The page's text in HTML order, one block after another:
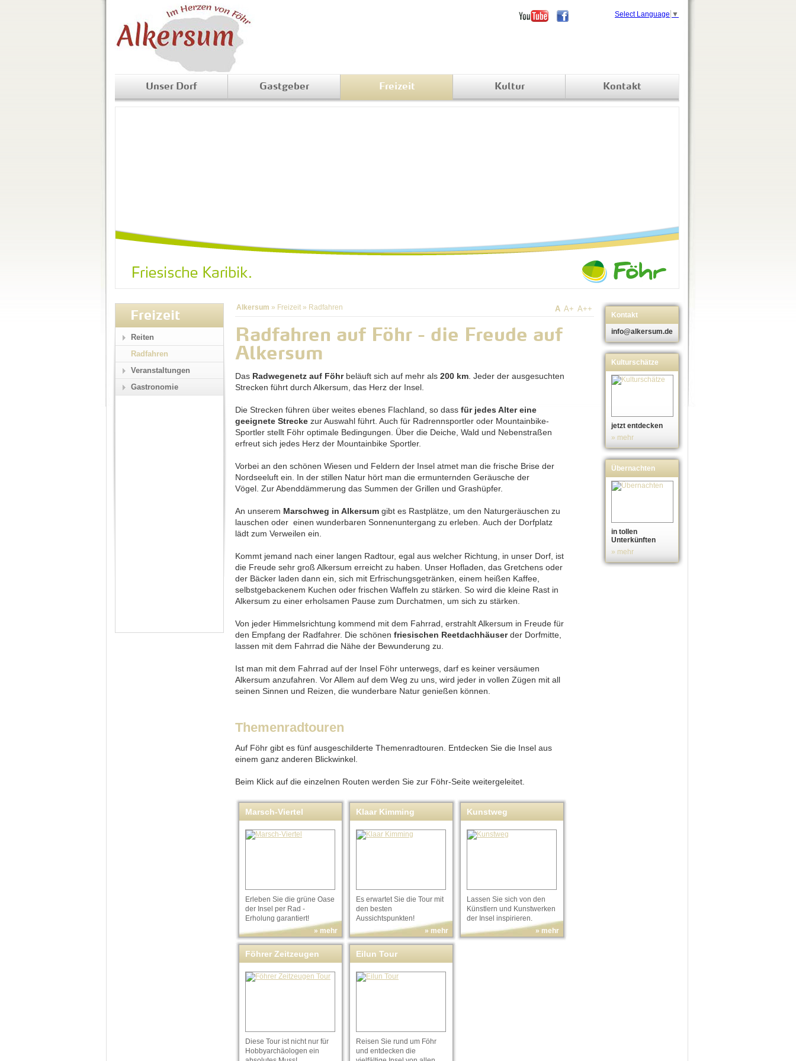
Unser Dorf Gastgeber Freizeit Kultur Kontakt
Alkersum » Freizeit » Radfahren A A+ A++
Radfahren auf Föhr - die Freude auf
Alkersum
Das Radwegenetz auf Föhrbeläuft sich auf mehr als 200 km . Jeder der ausgesuchten
Strecken führt durch Alkersum, das Herz der Insel.
Die Strecken führen über weites ebenes Flachland, so dass für jedes Alter eine
geeignete Strecke zur Auswahl führt. Auch für Radrennsportler oder Mountainbike-
Sportler stellt Föhr optimale Bedingungen. Über die Deiche, Wald und Nebenstraßen
erfreut sich jedes Herz der Mountainbike Sportler.
Vorbei an den schönen Wiesen und Feldern der Insel atmet man die frische Brise der
Nordseeluft ein. In der stillen Natur hört man die ermunternden Geräusche der
Vögel. Zur Abenddämmerung das Summen der Grillen und Grashüpfer.
An unserem Marschweg in Alkersum gibt es Rastplätze, um den Naturgeräuschen zu
lauschen oder einen wunderbaren Sonnenuntergang zu erleben. Auch der Dorfplatz
lädt zum Verweilen ein.
Kommt jemand nach einer langen Radtour, egal aus welcher Richtung, in unser Dorf, ist
die Freude sehr groß Alkersum erreicht zu haben. Unser Hofladen, das Gretchens oder
der Bäcker laden dann ein, sich mit Erfrischungsgetränken, einem heißen Kaffee,
selbstgebackenem Kuchen oder frischen Waffeln zu stärken. So wird die kleine Rast in
Alkersum zu einer erholsamen Pause zum Durchatmen, um sich zu stärken.
Von jeder Himmelsrichtung kommend mit dem Fahrrad, erstrahlt Alkersum in Freude für
den Empfang der Radfahrer. Die schönen friesischen Reetdachhäuserder Dorfmitte,
lassen mit dem Fahrrad die Nähe der Bewunderung zu.
Ist man mit dem Fahrrad auf der Insel Föhr unterwegs, darf es keiner versäumen
Alkersum anzufahren. Vor Allem auf dem Weg zu uns, wird jeder in vollen Zügen mit all
seinen Sinnen und Reizen, die wunderbare Natur genießen können.
Themenradtouren
Auf Föhr gibt es fünf ausgeschilderte Themenradtouren. Entdecken Sie die Insel aus
einem ganz anderen Blickwinkel.
Beim Klick auf die einzelnen Routen werden Sie zur Föhr-Seite weitergeleitet.
Marsch-Viertel
Erleben Sie die grüne Oase
der Insel per Rad -
Erholung garantiert!
» mehr
Klaar Kimming
Es erwartet Sie die Tour mit
den besten
Aussichtspunkten!
» mehr
Kunstweg
Lassen Sie sich von den
Künstlern und Kunstwerken
der Insel inspirieren.
» mehr
Föhrer Zeitzeugen
Tour
Diese Tour ist nicht nur für
Hobbyarchäologen ein
Eilun Tour
Reisen Sie rund um Föhr
und entdecken die
Kontakt
info@alkersum.de
Kulturschätze
jetzt entdecken
» mehr
Übernachten
in tollen
Unterkünften
» mehr
Freizeit
Reiten
Radfahren
Veranstaltungen
Gastronomie
Select Language ▼